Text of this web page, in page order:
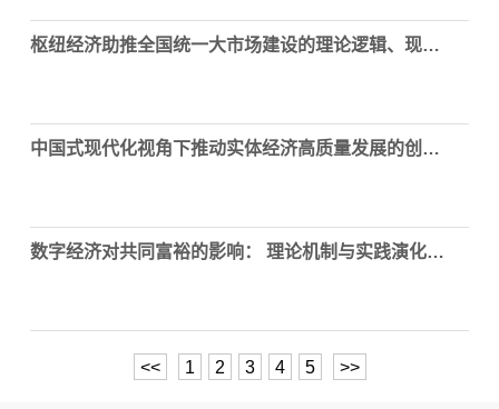
枢纽经济助推全国统一大市场建设的理论逻辑、现实难题和实现路径
中国式现代化视角下推动实体经济高质量发展的创新路径
数字经济对共同富裕的影响： 理论机制与实践演化 ———基于劳动过程与价值增殖过程的分析
<< 1 2 3 4 5 >>